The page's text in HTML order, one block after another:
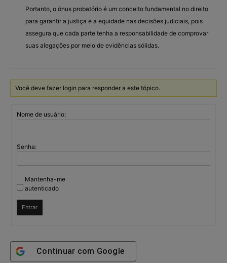
Portanto, o ônus probatório é um conceito fundamental no direito
para garantir a justiça e a equidade nas decisões judiciais, pois
assegura que cada parte tenha a responsabilidade de comprovar
suas alegações por meio de evidências sólidas.
Você deve fazer login para responder a este tópico.
Nome de usuário:
Senha:
Mantenha-me
autenticado
Entrar
Continuar com Google